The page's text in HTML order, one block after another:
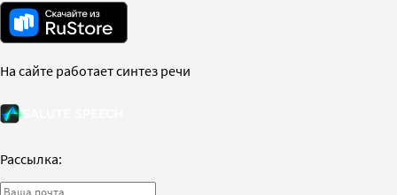
На сайте работает синтез речи
Рассылка: